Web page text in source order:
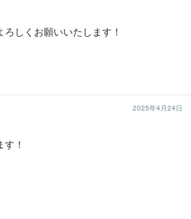
しくお願いいたします！
2025年4月24日
！